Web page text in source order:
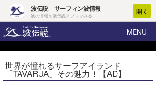
波伝説 サーフィン波情報
波の情報を波伝説アプリでみる
開く
MENU
ヘルプ マイホーム
ログイン
世界が憧れるサーフアイランド
「TAVARUA」その魅力！【AD】
Core Surf Japan